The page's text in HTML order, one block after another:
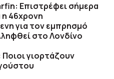
Επιστρέφει σήμερα
46χρονη
για τον εμπρησμό
στο Λονδίνο
γιορτάζουν